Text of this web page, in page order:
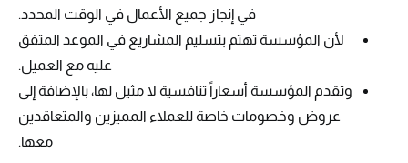
في إنجاز جميع الأعمال في الوقت المحدد.
لأن المؤسسة تهتم بتسليم المشاريع في الموعد المتفق
عليه مع العميل.
وتقدم المؤسسة أسعاراً تنافسية لا مثيل لها، بالإضافة إلى
عروض وخصومات خاصة للعملاء المميزين والمتعاقدين
معها.